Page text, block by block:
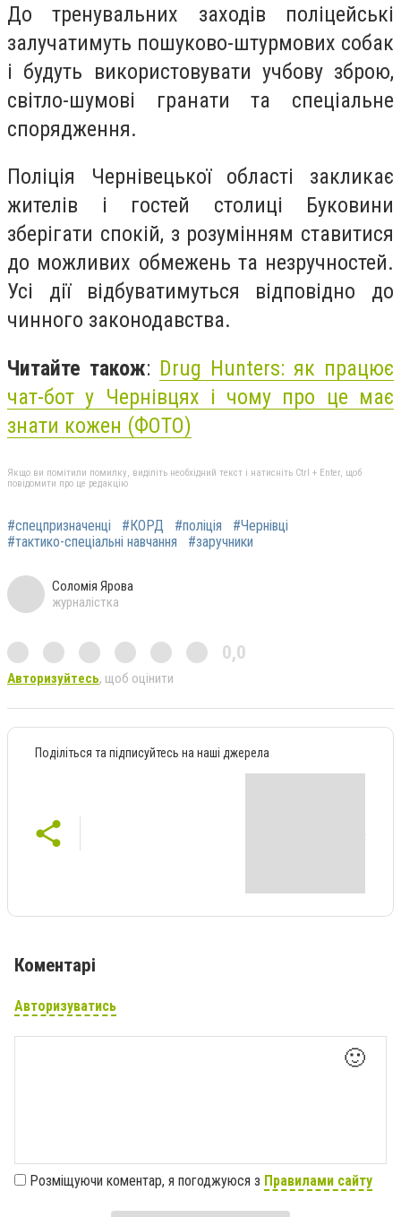
До тренувальних заходів поліцейські
залучатимуть пошуково-штурмових собак
і будуть використовувати учбову зброю,
світло-шумові гранати та спеціальне
спорядження.
Поліція Чернівецької області закликає
жителів і гостей столиці Буковини
зберігати спокій, з розумінням ставитися
до можливих обмежень та незручностей.
Усі дії відбуватимуться відповідно до
чинного законодавства.
Читайте також: Drug Hunters: як працює
чат-бот у Чернівцях і чому про це має
знати кожен (ФОТО)
Якщо ви помітили помилку, виділіть необхідний текст і натисніть Ctrl + Enter, щоб
повідомити про це редакцію
#спецпризначенці #КОРД #поліція
#Чернівці
#тактико-спеціальні навчання
#заручники
Соломія Ярова
журналістка
0,0
Авторизуйтесь, щоб оцінити
Поділіться та підписуйтесь на наші джерела
Коментарі
Авторизуватись
🙂
Розміщуючи коментар, я погоджуюся з Правилами сайту